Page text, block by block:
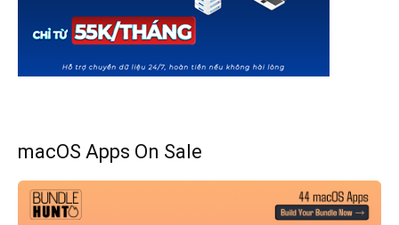
macOS Apps On Sale